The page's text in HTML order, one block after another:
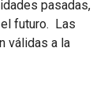
pasadas,
futuro. Las
válidas a la